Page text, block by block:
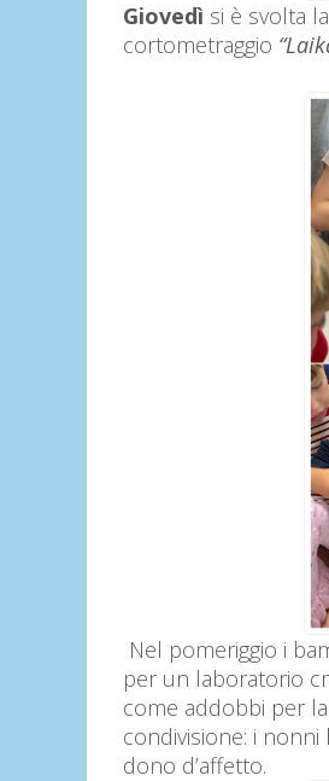
Giovedì si è svolta
cortometraggio
Nel pomeriggio i
per un laboratorio
come addobbi per
condivisione: i
dono d’affetto.